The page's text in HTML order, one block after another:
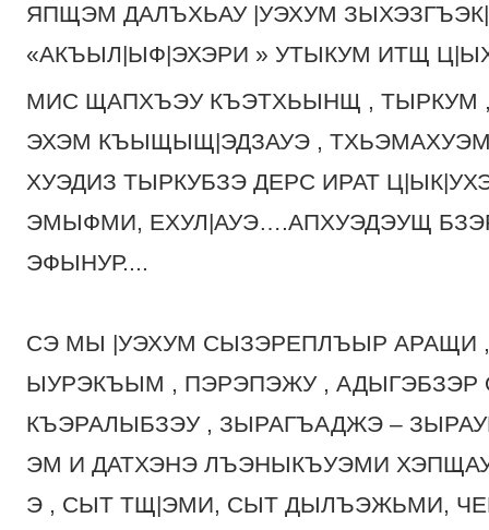
ЯПЩЭМ ДАЛЪХЬАУ |УЭХУМ
«АКЪЫЛ|ЫФ|ЭХЭРИ » УТЫКУМ ИТЩ
МИС ЩАПХЪЭУ КЪЭТХЬЫНЩ , ТЫРКУМ
ЭХЭМ КЪЫЩЫЩ|ЭДЗАУЭ ,
ХУЭДИЗ ТЫРКУБЗЭ ДЕРС ИРАТ
ЭМЫФМИ, ЕХУЛ|АУЭ….АПХУЭДЭУЩ
ЭФЫНУР....
СЭ МЫ |УЭХУМ СЫЗЭРЕПЛЪЫР АРАЩИ
ЫУРЭКЪЫМ , ПЭРЭПЭЖУ , АДЫГЭБЗЭР
КЪЭРАЛЫБЗЭУ , ЗЫРАГЪАДЖЭ –
ЭМ И ДАТХЭНЭ ЛЪЭНЫКЪУЭМИ
Э , СЫТ ТЩ|ЭМИ, СЫТ ДЫЛЪЭЖЬМИ,